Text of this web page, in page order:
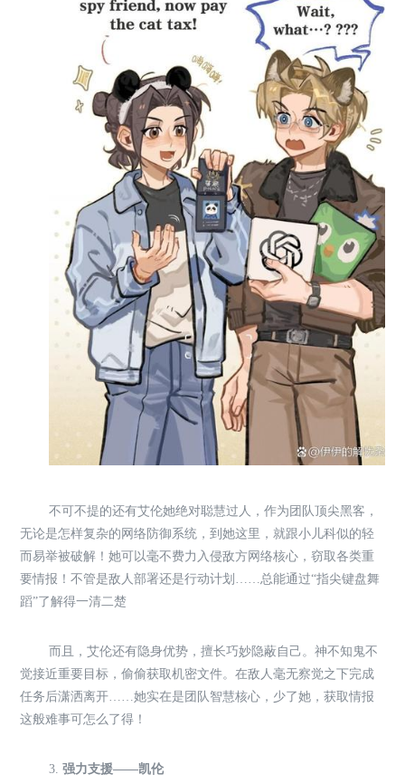
不可不提的还有艾伦她绝对聪慧过人，作为团队顶尖黑客，
无论是怎样复杂的网络防御系统，到她这里，就跟小儿科似的轻
而易举被破解！她可以毫不费力入侵敌方网络核心，窃取各类重
要情报！不管是敌人部署还是行动计划……总能通过“指尖键盘舞
蹈”了解得一清二楚
而且，艾伦还有隐身优势，擅长巧妙隐蔽自己。神不知鬼不
觉接近重要目标，偷偷获取机密文件。在敌人毫无察觉之下完成
任务后潇洒离开……她实在是团队智慧核心，少了她，获取情报
这般难事可怎么了得！
3.强力支援——凯伦